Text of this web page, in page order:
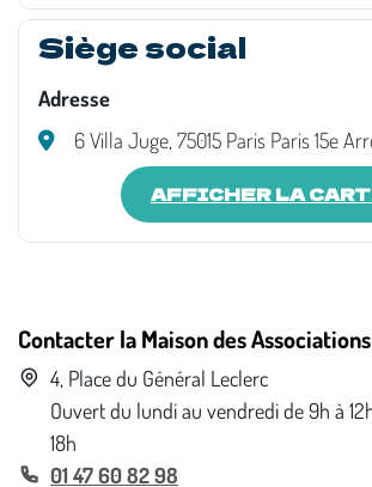
Siège social
Adresse
6 Villa Juge, 75015 Paris Paris 15e
AFFICHER LA
Contacter la Maison des Associations
4, Place du Général Leclerc
Ouvert du lundi au vendredi de 9h à
18h
01 47 60 82 98